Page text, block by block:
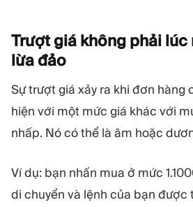
Trượt giá không phải lúc
lừađảo
Sự trượt giá xảy ra khi đơn hàng
hiện với một mức giá khác với
nhấp. Nó có thể là âm hoặc
Ví dụ: bạn nhấn mua ở mức
di chuyển và lệnh của bạn được